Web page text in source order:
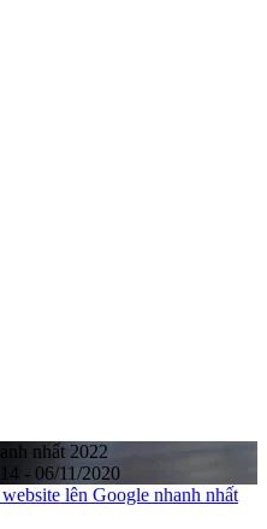
nhất 2022
- 06/11/2020
lên Google nhanh nhất